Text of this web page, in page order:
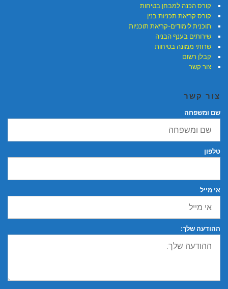
קורס הכנה למבחן בטיחות
קורס קריאת תכניות בנין
תוכנית לימודים-קריאת תוכניות
שירותים בענף הבניה
שרותי ממונה בטיחות
קבלן רשום
צור קשר
צור קשר
שם ומשפחה
טלפון
אי מייל
ההודעה שלך: